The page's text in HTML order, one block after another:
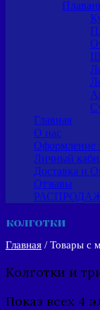
Главная
О нас
Оформление
Личный
Доставка и
Отзывы
колготки
Главная / Товары с
Колготки и
Показ всех 4